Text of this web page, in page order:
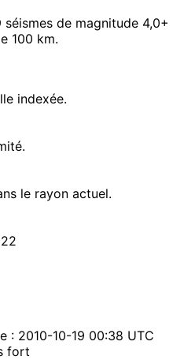
séismes de magnitude 4,0+
100 km.
indexée.
le rayon actuel.
: 2010-10-19 00:38 UTC
fort